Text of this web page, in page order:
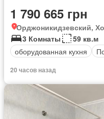
1 790 665 грн
Орджоникидзевский,
3 Комнаты
59 кв.м
оборудованная кухня
20 часов назад